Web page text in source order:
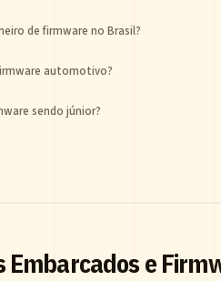
de firmware no Brasil?
automotivo?
sendo júnior?
Embarcados e